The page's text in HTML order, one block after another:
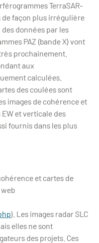
TerraSAR-
de façon plus irrégulière
données par les
PAZ (bande X) vont
prochainement.
aux
calculées.
des coulées sont
images de cohérence et
EW et verticale des
fournis dans les plus
et cartes de
). Les images radar SLC
elles ne sont
des projets. Ces